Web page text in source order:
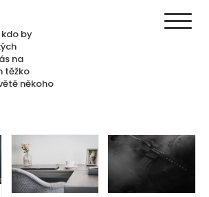
by
na
těžko
někoho